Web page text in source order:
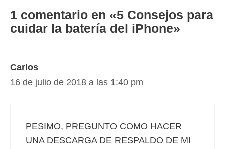
w
i
t
t
e
b
o
o
t
e
r
e
t
s
A
p
e
g
1 comentario en «5 Consejos para
cuidar la batería del iPhone»
Carlos
16 de julio de 2018 a las 1:40 pm
PESIMO, PREGUNTO COMO HACER
UNA DESCARGA DE RESPALDO DE MI